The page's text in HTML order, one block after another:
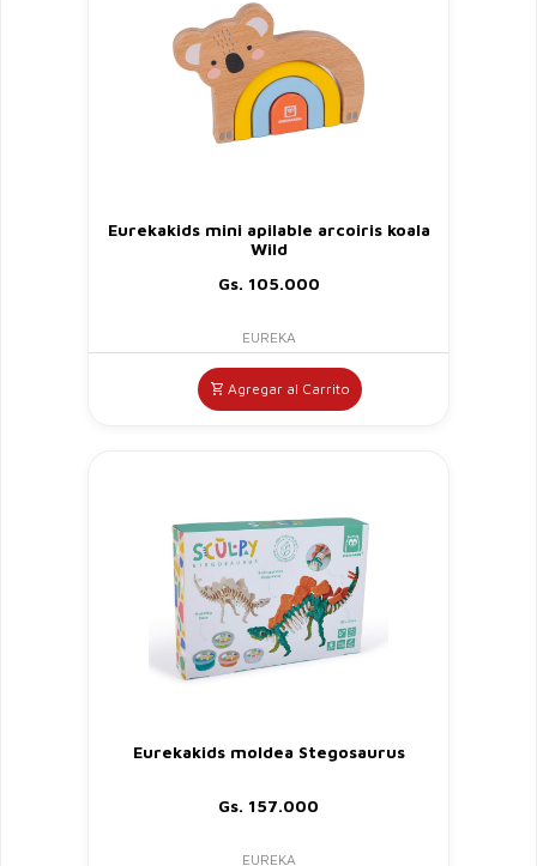
Eurekakids mini apilable arcoiris koala
Wild
Gs. 105.000
EUREKA
Agregar al Carrito
Eurekakids moldea Stegosaurus
Gs. 157.000
EUREKA